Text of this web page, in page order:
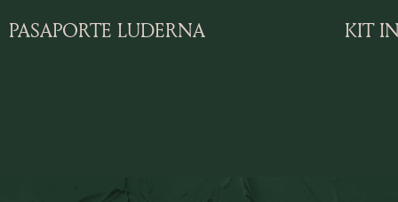
PASAPORTE LUDERNA KIT